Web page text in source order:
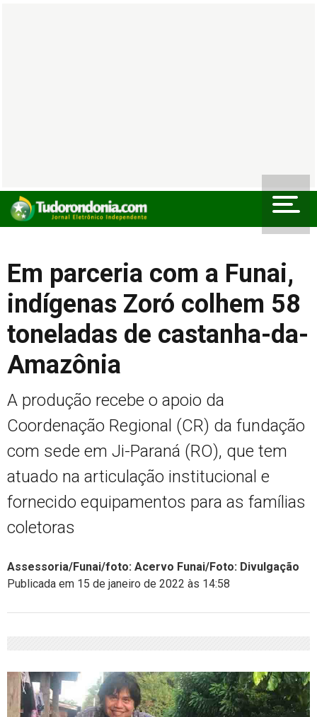
Em parceria com a Funai,
indígenas Zoró colhem 58
toneladas de castanha-da-
Amazônia
A produção recebe o apoio da
Coordenação Regional (CR) da fundação
com sede em Ji-Paraná (RO), que tem
atuado na articulação institucional e
fornecido equipamentos para as famílias
coletoras
Assessoria/Funai/foto: Acervo Funai/Foto: Divulgação
Publicada em 15 de janeiro de 2022 às 14:58